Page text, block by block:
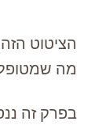
הציטוט
מה
בפרק זה